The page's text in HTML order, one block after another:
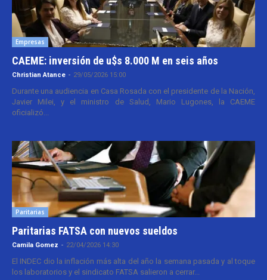
Empresas
CAEME: inversión de u$s 8.000 M en seis años
Christian Atance - 29/05/2026 15:00
Durante una audiencia en Casa Rosada con el presidente de la Nación,
Javier Milei, y el ministro de Salud, Mario Lugones, la CAEME
oficializó...
Paritarias
Paritarias FATSA con nuevos sueldos
Camila Gomez - 22/04/2026 14:30
El INDEC dio la inflación más alta del año la semana pasada y al toque
los laboratorios y el sindicato FATSA salieron a cerrar...